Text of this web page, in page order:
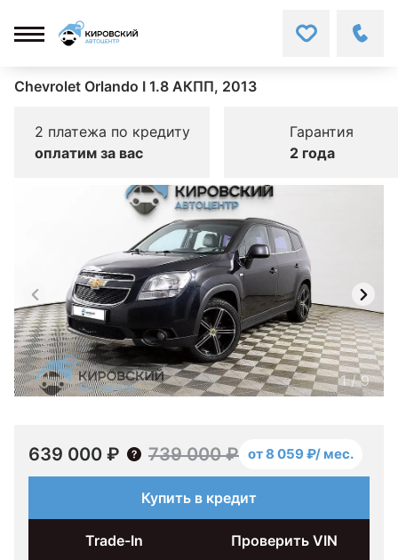
Chevrolet Orlando I 1.8 АКПП, 2013
2 платежа по кредиту
оплатим за вас
Гарантия
2 года
1/9
639 000 ₽ 739 000 ₽ от 8 059 ₽/ мес.
Купить в кредит
Trade-In Проверить VIN